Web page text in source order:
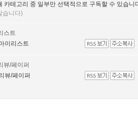
카테고리 중 일부만 선택적으로 구독할 수 있습니
습니다)
스트
이리스트
뷰/페이퍼
뷰/페이퍼